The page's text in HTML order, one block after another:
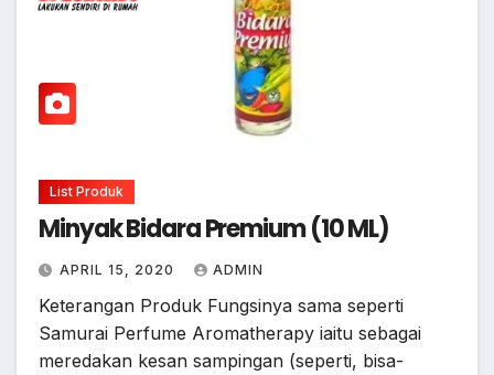
List Produk
Minyak Bidara Premium (10 ML)
APRIL 15, 2020 ADMIN
Keterangan Produk Fungsinya sama seperti
Samurai Perfume Aromatherapy iaitu sebagai
meredakan kesan sampingan (seperti, bisa-